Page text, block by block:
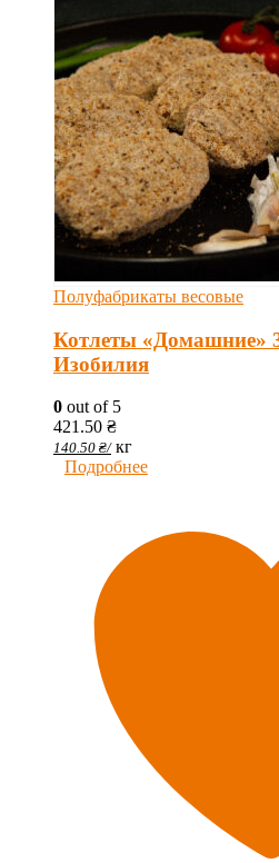
Полуфабрикаты весовые
Котлеты
Изобилия
0 out of 5
421.50 ₴
140.50 ₴/ кг
Подробнее